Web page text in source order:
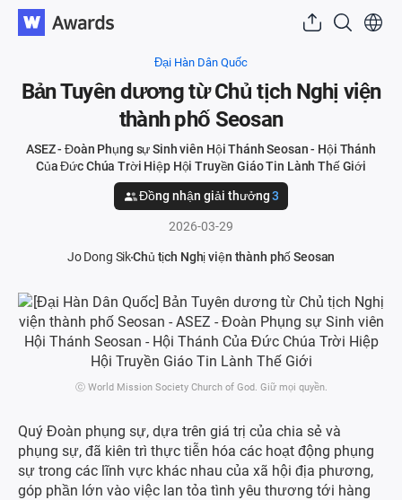
Đại Hàn Dân Quốc
Bản Tuyên dương từ Chủ tịch Nghị viện
thành phố Seosan
ASEZ - Đoàn Phụng sự Sinh viên Hội Thánh Seosan - Hội Thánh
Của Đức Chúa Trời Hiệp Hội Truyền Giáo Tin Lành Thế Giới
Đồng nhận giải thưởng3
2026-03-29
Jo Dong SikChủ tịch Nghị viện thành phố Seosan
ⓒ World Mission Society Church of God. Giữ mọi quyền.
Quý Đoàn phụng sự, dựa trên giá trị của chia sẻ và
phụng sự, đã kiên trì thực tiễn hóa các hoạt động phụng
sự trong các lĩnh vực khác nhau của xã hội địa phương,
góp phần lớn vào việc lan tỏa tình yêu thương tới hàng